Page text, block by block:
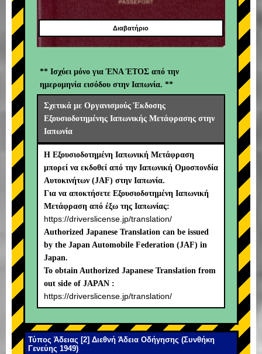
Διαβατήριο
** Ισχύει μόνο για ΈΝΑ ΈΤΟΣ από την
ημερομηνία εισόδου στην Ιαπωνία. **
Σχετικά με Οργανισμούς Έκδοσης
Εξουσιοδοτημένης Ιαπωνικής Μετάφρασης στην
Ιαπωνία
Η Εξουσιοδοτημένη Ιαπωνική Μετάφραση
μπορεί να εκδοθεί από την Ιαπωνική Ομοσπονδία
Αυτοκινήτων (JAF) στην Ιαπωνία.
Για να αποκτήσετε Εξουσιοδοτημένη Ιαπωνική
Μετάφραση από έξω της Ιαπωνίας:
https://driverslicense.jp/translation/
Authorized Japanese Translation can be issued
by the Japan Automobile Federation (JAF) in
Japan.
To obtain Authorized Japanese Translation from
out side of JAPAN :
https://driverslicense.jp/translation/
Τύπος Άδειας [2] Διεθνή Άδεια Οδήγησης (Συνθήκη
Γενεύης 1949)